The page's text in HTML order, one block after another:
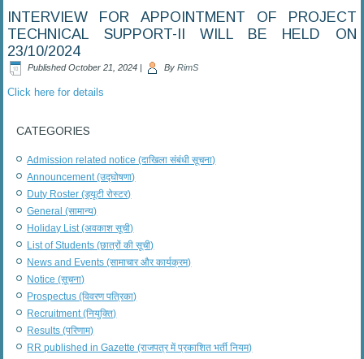
INTERVIEW FOR APPOINTMENT OF PROJECT
TECHNICAL SUPPORT-II WILL BE HELD ON
23/10/2024
Published October 21, 2024 | By RimS
Click here for details
CATEGORIES
Admission related notice (दाखिला संबंधी सूचना)
Announcement (उद्घोषणा)
Duty Roster (ड्यूटी रोस्टर)
General (सामान्य)
Holiday List (अवकाश सूची)
List of Students (छात्रों की सूची)
News and Events (सामाचार और कार्यक्रम)
Notice (सूचना)
Prospectus (विवरण पत्रिका)
Recruitment (नियुक्ति)
Results (परिणाम)
RR published in Gazette (राजपत्र में प्रकाशित भर्ती नियम)